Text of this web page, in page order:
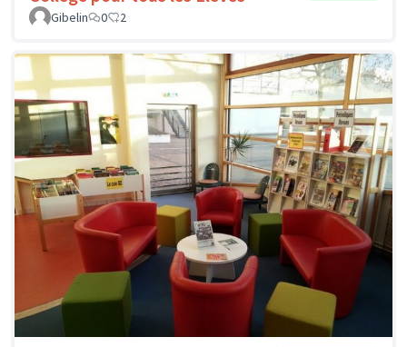
Gibelin
0 2